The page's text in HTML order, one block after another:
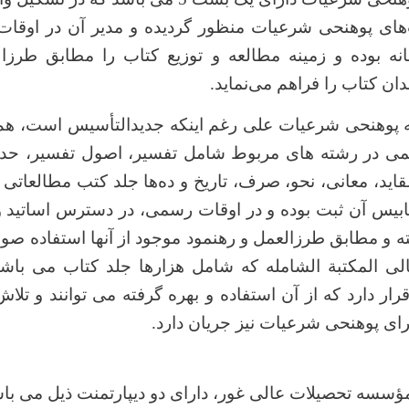
پوهنحی شرعیات منظور گردیده و مدیر آن در
بوده و زمینه مطالعه و توزیع کتاب را مطابق
کتاب را فراهم می‌نماید.
در رشته های مربوط شامل تفسیر، اصول تفسیر،
معانی، نحو، صرف، تاریخ و ده‌ها جلد کتب
آن ثبت بوده و در اوقات رسمی، در دسترس
و مطابق طرزالعمل و رهنمود موجود از آنها استفاده
المکتبة الشامله که شامل هزارها جلد کتاب می
دارد که از آن استفاده و بهره گرفته می توانند و
برای پوهنحی شرعیات نیز جریان دارد.
تحصیلات عالی غور، دارای دو دیپارتمنت ذیل می